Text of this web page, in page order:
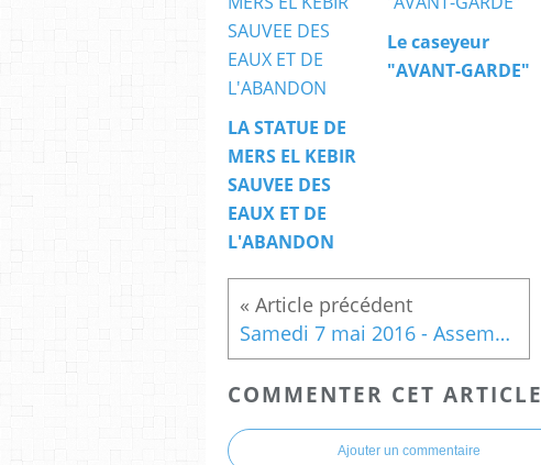
LA STATUE DE
MERS EL KEBIR
SAUVEE DES
EAUX ET DE
L'ABANDON
Le caseyeur
"AVANT-GARDE"
Samedi 7 mai 2016 - Assemblée générale ordinaire de l'association Aux Marins
COMMENTER CET ARTICLE
Ajouter un commentaire